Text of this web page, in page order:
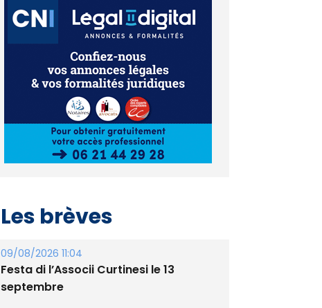
Les brèves
09/08/2026 11:04
Festa di l’Associi Curtinesi le 13
septembre